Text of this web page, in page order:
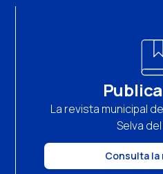
La revista municipal
Selva
Consulta la